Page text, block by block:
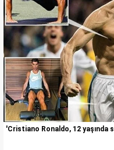
'Cristiano Ronaldo, 12 yaşında